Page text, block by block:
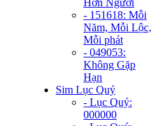
- 151618: Mỗi
Năm, Mỗi Lộc,
Mỗi phát
- 049053:
Không Gặp
Hạn
Sim Lục Quý
- Lục Quý:
000000